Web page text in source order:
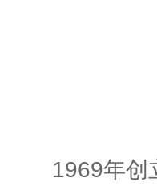
1969年创